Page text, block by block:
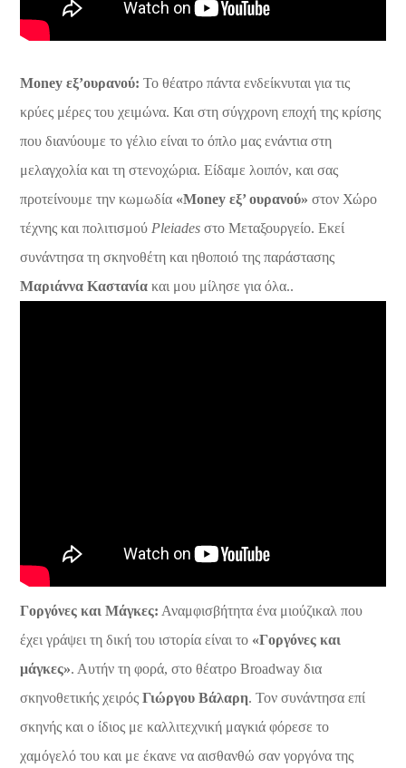
Money εξ’ουρανού: Το θέατρο πάντα ενδείκνυται για τις
κρύες μέρες του χειμώνα. Και στη σύγχρονη εποχή της κρίσης
που διανύουμε το γέλιο είναι το όπλο μας ενάντια στη
μελαγχολία και τη στενοχώρια. Είδαμε λοιπόν, και σας
προτείνουμε την κωμωδία «Money εξ’ ουρανού» στον Χώρο
τέχνης και πολιτισμού Pleiades στο Μεταξουργείο. Εκεί
συνάντησα τη σκηνοθέτη και ηθοποιό της παράστασης
Μαριάννα Καστανία και μου μίλησε για όλα..
Γοργόνες και Μάγκες: Αναμφισβήτητα ένα μιούζικαλ που
έχει γράψει τη δική του ιστορία είναι το «Γοργόνες και
μάγκες». Αυτήν τη φορά, στο θέατρο Broadway δια
σκηνοθετικής χειρόςΓιώργου Βάλαρη. Τον συνάντησα επί
σκηνής και ο ίδιος με καλλιτεχνική μαγκιά φόρεσε το
χαμόγελό του και με έκανε να αισθανθώ σαν γοργόνα της